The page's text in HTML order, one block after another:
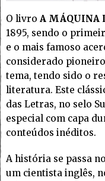
O livro A MÁQUINA
1895, sendo o
e o mais famoso
considerado
tema, tendo sido o
literatura. Este
das Letras, no selo
especial com capa
conteúdos inéditos.
A história se passa
um cientista inglês,